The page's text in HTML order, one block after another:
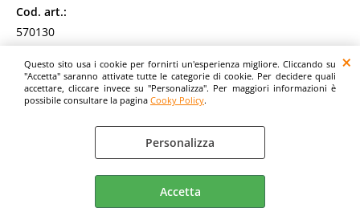
Questo sito usa i cookie per fornirti un'esperienza migliore. Cliccando su
"Accetta" saranno attivate tutte le categorie di cookie. Per decidere quali
accettare, cliccare invece su "Personalizza". Per maggiori informazioni è
possibile consultare la pagina Cooky Policy.
Personalizza
Accetta
Cod. art.:
570130
Marca:
DIDO
Colore:
COLORI ASSORTITI
DIDO'BLOCKS BASSOTTO. Didòblocks è la nuova linea che